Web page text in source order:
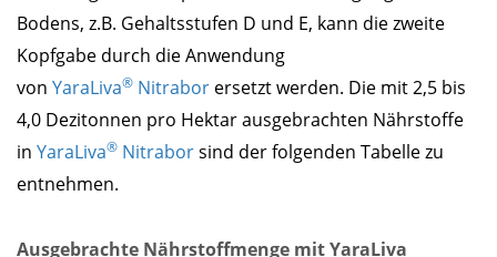
Bodens, z.B. Gehaltsstufen D und E, kann die zweite
Kopfgabe durch die Anwendung
von YaraLiva® Nitrabor ersetzt werden. Die mit 2,5 bis
4,0 Dezitonnen pro Hektar ausgebrachten Nährstoffe
in YaraLiva® Nitraborsind der folgenden Tabelle zu
entnehmen.
Ausgebrachte Nährstoffmenge mit YaraLiva